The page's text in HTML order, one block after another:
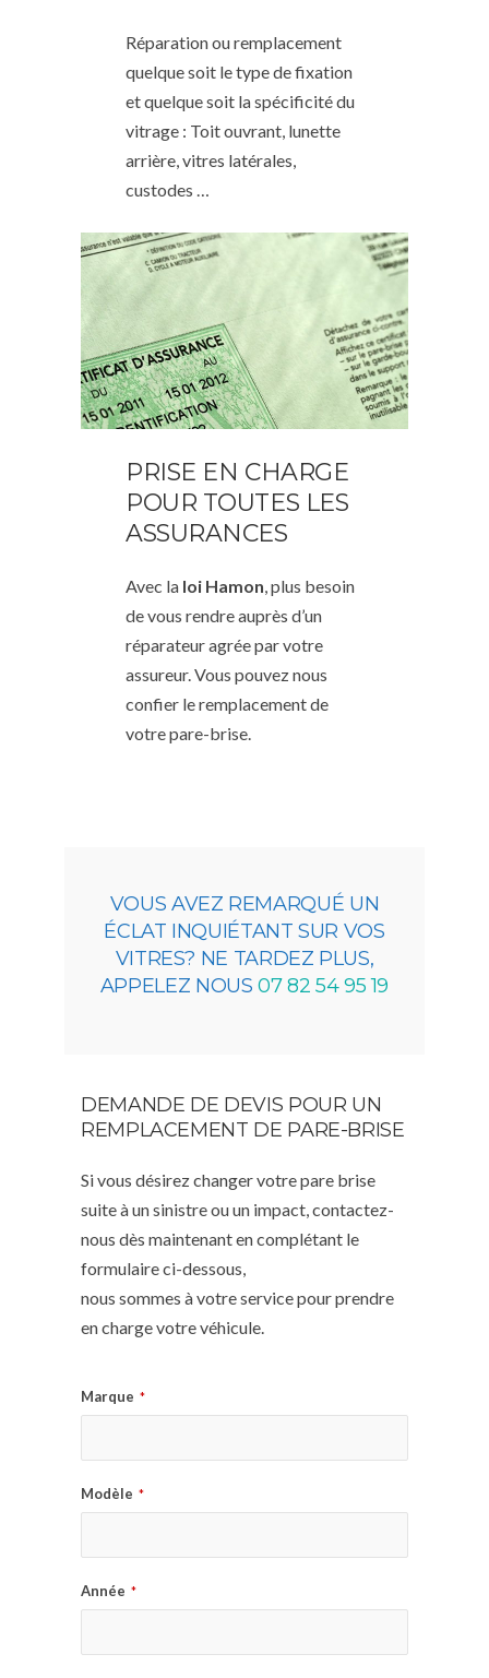
Réparation ou remplacement
quelque soit le type de fixation
et quelque soit la spécificité du
vitrage : Toit ouvrant, lunette
arrière, vitres latérales,
custodes …
PRISE EN CHARGE
POUR TOUTES LES
ASSURANCES
Avec la loi Hamon, plus besoin
de vous rendre auprès d’un
réparateur agrée par votre
assureur. Vous pouvez nous
confier le remplacement de
votre pare-brise.
VOUS AVEZ REMARQUÉ UN
ÉCLAT INQUIÉTANT SUR VOS
VITRES? NE TARDEZ PLUS,
APPELEZ NOUS07 82 54 95 19
DEMANDE DE DEVIS POUR UN
REMPLACEMENT DE PARE-BRISE
Si vous désirez changer votre pare brise
suite à un sinistre ou un impact, contactez-
nous dès maintenant en complétant le
formulaire ci-dessous,
nous sommes à votre service pour prendre
en charge votre véhicule.
Marque *
Modèle *
Année *